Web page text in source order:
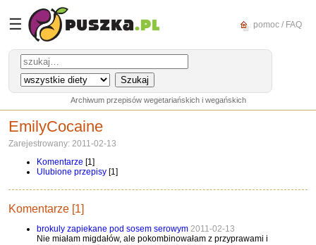
☰ pomoc / FAQ
Archiwum przepisów wegetariańskich i wegańskich
EmilyCocaine
Zarejestrowany: 2011-02-13
Komentarze [1]
Ulubione przepisy [1]
Komentarze [1]
brokuly zapiekane pod sosem serowym 2011-02-13
Nie miałam migdałów, ale pokombinowałam z przyprawami i